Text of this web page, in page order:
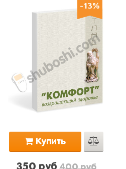
-13%
Купить